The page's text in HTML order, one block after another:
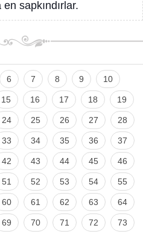
sapkındırlar.
6 7 8 9 10
15 16 17 18 19
24 25 26 27 28
33 34 35 36 37
42 43 44 45 46
51 52 53 54 55
60 61 62 63 64
69 70 71 72 73